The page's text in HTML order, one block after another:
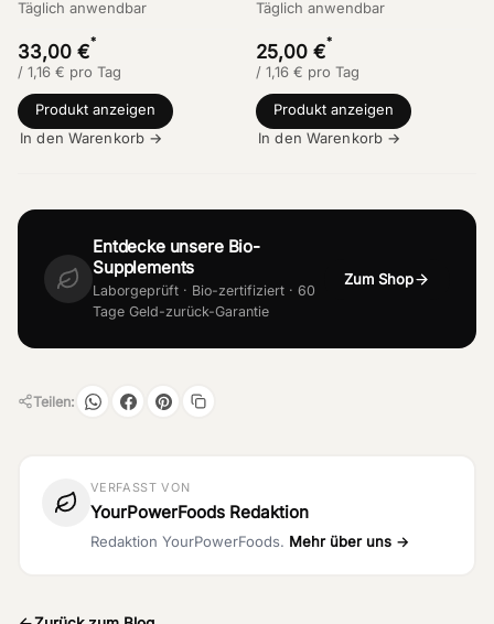
Täglich anwendbar
33,00 €*
/ 1,16 € pro Tag
Produkt anzeigen
In den Warenkorb →
Täglich anwendbar
25,00 €*
/ 1,16 € pro Tag
Produkt anzeigen
In den Warenkorb →
Entdecke unsere Bio-
Supplements
Laborgeprüft · Bio-zertifiziert · 60
Tage Geld-zurück-Garantie
Zum Shop
Teilen:
VERFASST VON
YourPowerFoods Redaktion
Redaktion YourPowerFoods. Mehr über uns →